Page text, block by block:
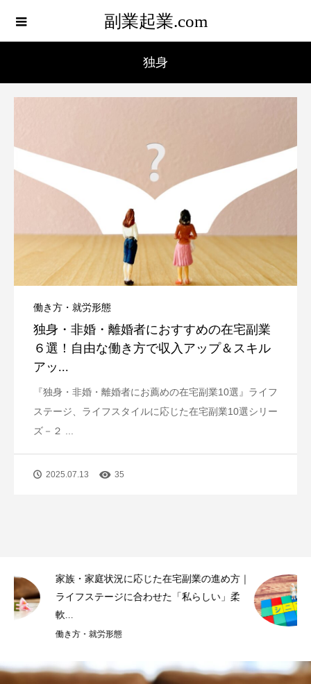
副業起業.com
独身
働き方・就労形態
独身・非婚・離婚者におすすめの在宅副業
６選！自由な働き方で収入アップ＆スキル
アッ...
『独身・非婚・離婚者にお薦めの在宅副業10選』ライフ
ステージ、ライフスタイルに応じた在宅副業10選シリー
ズ－２ ...
2025.07.13 35
シニア世代に最適な在宅副業10選｜人生経験
を活かし、無理なく充実したセカンドライ...